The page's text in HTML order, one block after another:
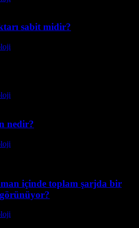
sabit midir?
nedir?
içinde toplam şarjda bir